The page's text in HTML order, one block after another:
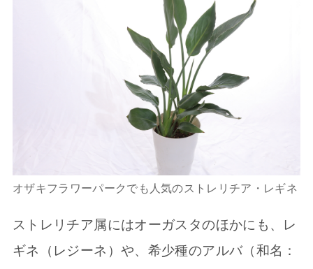
オザキフラワーパークでも人気のストレリチア・レギネ
ストレリチア属にはオーガスタのほかにも、レ
ギネ（レジーネ）や、希少種のアルバ（和名：